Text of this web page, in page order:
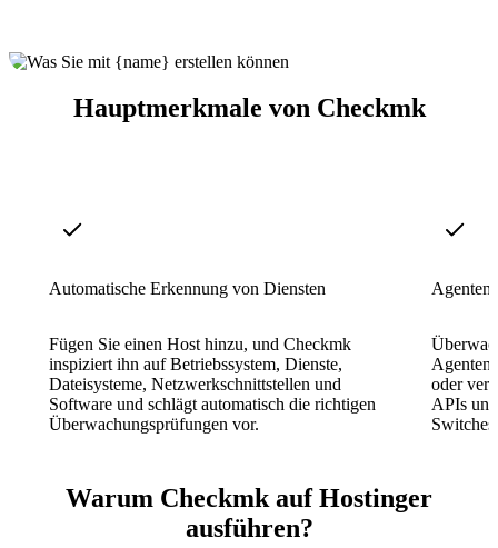
Hauptmerkmale von Checkmk
Automatische Erkennung von Diensten
Fügen Sie einen Host hinzu, und Checkmk
inspiziert ihn auf Betriebssystem, Dienste,
Dateisysteme, Netzwerkschnittstellen und
Software und schlägt automatisch die richtigen
Überwachungsprüfungen vor.
Agenten
oder
APIs
Warum Checkmk auf Hostinger
ausführen?